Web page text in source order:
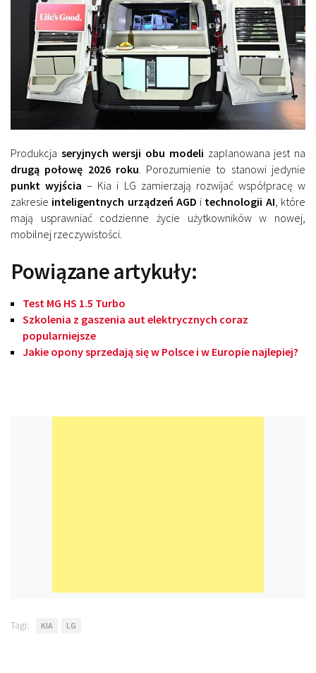
Produkcja seryjnych wersji obu modeli zaplanowana jest na
drugą połowę 2026 roku. Porozumienie to stanowi jedynie
punkt wyjścia – Kia i LG zamierzają rozwijać współpracę w
zakresie inteligentnych urządzeń AGD i technologii AI, które
mają usprawniać codzienne życie użytkowników w nowej,
mobilnej rzeczywistości.
Powiązane artykuły:
Test MG HS 1.5 Turbo
Szkolenia z gaszenia aut elektrycznych coraz
popularniejsze
Jakie opony sprzedają się w Polsce i w Europie najlepiej?
Tagi: KIA LG